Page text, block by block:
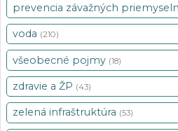
prevencia závažných
voda (210)
všeobecné pojmy (18)
zdravie a ŽP (43)
zelená infraštruktúra (53)